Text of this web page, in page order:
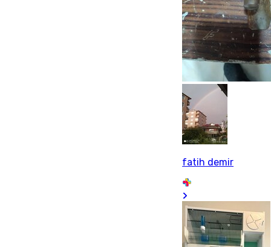
fatih demir